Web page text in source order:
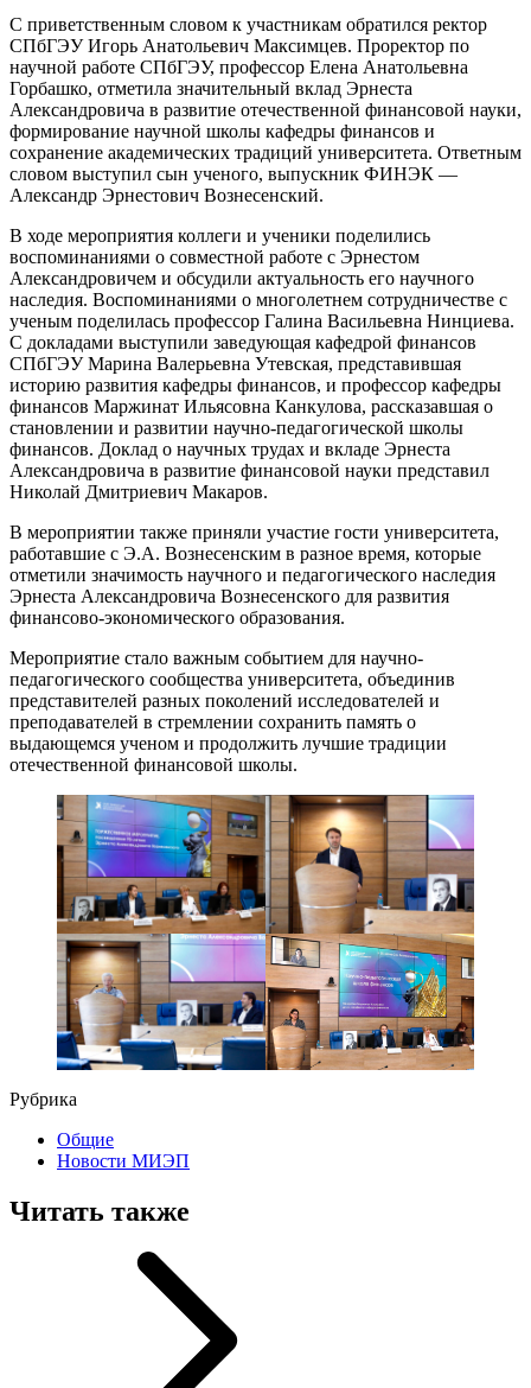
С приветственным словом к участникам обратился ректор
СПбГЭУ Игорь Анатольевич Максимцев. Проректор по
научной работе СПбГЭУ, профессор Елена Анатольевна
Горбашко, отметила значительный вклад Эрнеста
Александровича в развитие отечественной финансовой науки,
формирование научной школы кафедры финансов и
сохранение академических традиций университета. Ответным
словом выступил сын ученого, выпускник ФИНЭК —
Александр Эрнестович Вознесенский.
В ходе мероприятия коллеги и ученики поделились
воспоминаниями о совместной работе с Эрнестом
Александровичем и обсудили актуальность его научного
наследия. Воспоминаниями о многолетнем сотрудничестве с
ученым поделилась профессор Галина Васильевна Нинциева.
С докладами выступили заведующая кафедрой финансов
СПбГЭУ Марина Валерьевна Утевская, представившая
историю развития кафедры финансов, и профессор кафедры
финансов Маржинат Ильясовна Канкулова, рассказавшая о
становлении и развитии научно-педагогической школы
финансов. Доклад о научных трудах и вкладе Эрнеста
Александровича в развитие финансовой науки представил
Николай Дмитриевич Макаров.
В мероприятии также приняли участие гости университета,
работавшие с Э.А. Вознесенским в разное время, которые
отметили значимость научного и педагогического наследия
Эрнеста Александровича Вознесенского для развития
финансово-экономического образования.
Мероприятие стало важным событием для научно-
педагогического сообщества университета, объединив
представителей разных поколений исследователей и
преподавателей в стремлении сохранить память о
выдающемся ученом и продолжить лучшие традиции
отечественной финансовой школы.
Рубрика
Общие
Новости МИЭП
Читать также